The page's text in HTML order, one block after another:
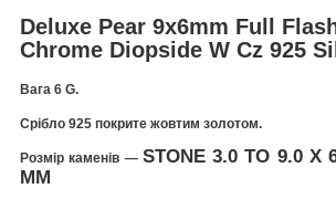
Deluxe Pear 9x6mm Full
Chrome Diopside W Cz 925
Вага 6 G.
Срібло 925 покрите жовтим золотом.
Розмір каменів — STONE 3.0 TO 9.0 X
MM